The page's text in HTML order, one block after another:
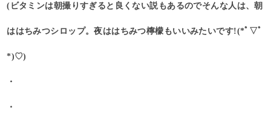
(ビタミンは朝撮りすぎると良くない説もあるのでそんな人は、朝
ははちみつシロップ。夜ははちみつ檸檬もいいみたいです!(*ﾟ▽ﾟ
*)♡)
・
・